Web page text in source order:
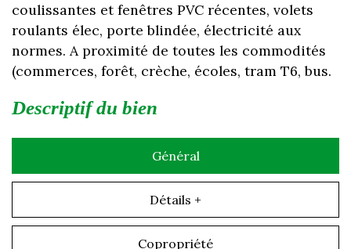
coulissantes et fenêtres PVC récentes, volets
roulants élec, porte blindée, électricité aux
normes. A proximité de toutes les commodités
(commerces, forêt, crèche, écoles, tram T6, bus.
descriptif du bien
Général
Détails +
Copropriété